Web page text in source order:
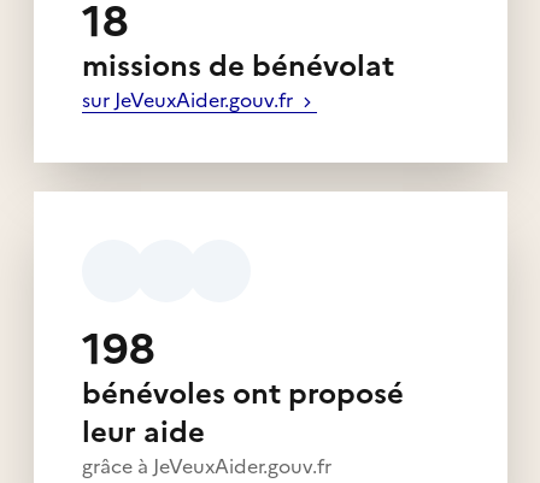
18
missions de bénévolat
sur JeVeuxAider.gouv.fr
198
bénévoles ont proposé
leur aide
grâce à JeVeuxAider.gouv.fr